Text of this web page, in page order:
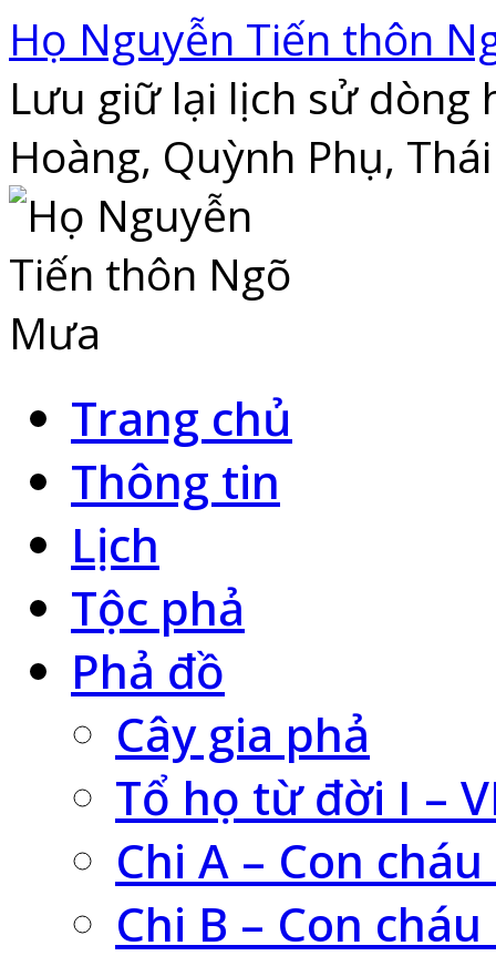
Skip
to
content
Họ Nguyễn Tiến thôn
Lưu giữ lại lịch sử dòng
Hoàng, Quỳnh Phụ,
Trang chủ
Thông tin
Lịch
Tộc phả
Phả đồ
Cây gia phả
Tổ họ từ đời I –
Chi A – Con
Chi B – Con